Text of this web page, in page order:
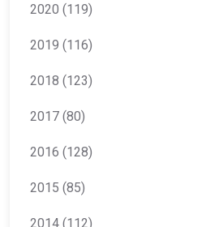
2020 (119)
2019 (116)
2018 (123)
2017 (80)
2016 (128)
2015 (85)
2014 (112)